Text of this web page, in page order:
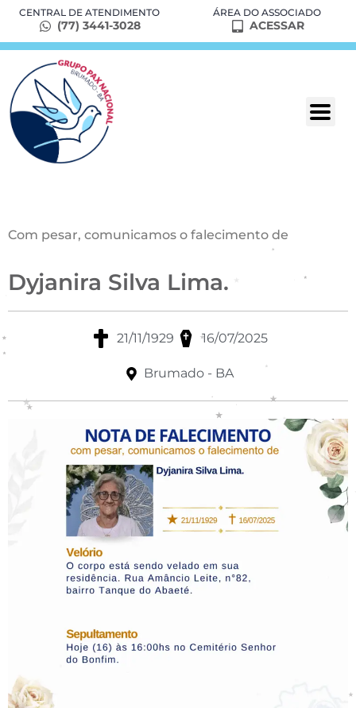
CENTRAL DE ATENDIMENTO
(77) 3441-3028
ÁREA DO ASSOCIADO
ACESSAR
Com pesar, comunicamos o falecimento de
Dyjanira Silva Lima.
21/11/1929 16/07/2025
Brumado - BA